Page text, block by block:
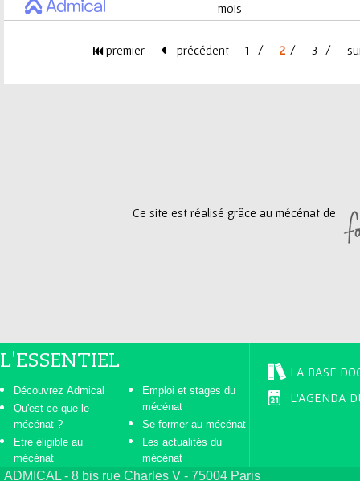
mois
premier précédent 1 2 3
Ce site est réalisé grâce au mécénat de
L'ESSENTIEL
Découvrez Admical
Qu'est-ce que le
mécénat ?
Etre éligible au
mécénat
Emploi et stages du
mécénat
Se former au mécénat
Les actualités du
mécénat
LA BASE
L'AGENDA
ADMICAL - 8 bis rue Charles V - 75004 Paris